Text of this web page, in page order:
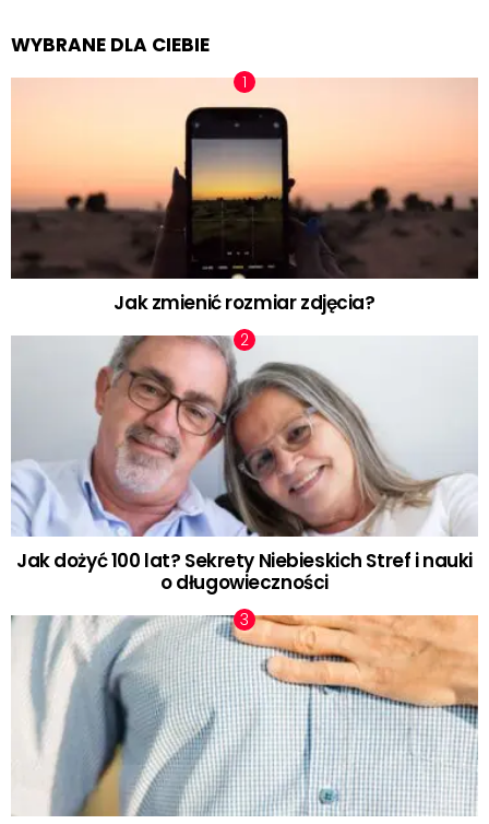
WYBRANE DLA CIEBIE
Jak zmienić rozmiar zdjęcia?
Jak dożyć 100 lat? Sekrety Niebieskich Stref i nauki
o długowieczności